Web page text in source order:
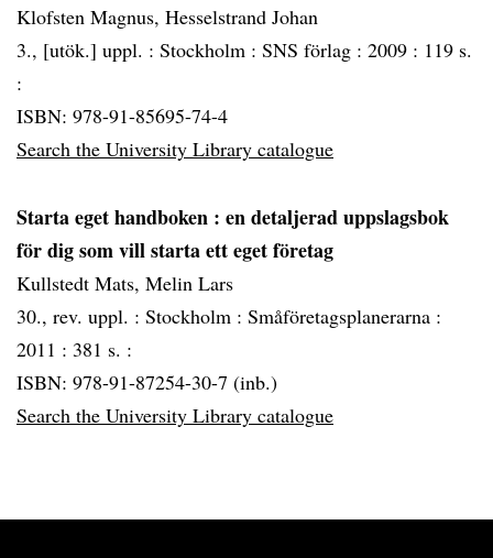
Klofsten Magnus, Hesselstrand Johan
3., [utök.] uppl. : Stockholm : SNS förlag : 2009 : 119 s.
:
ISBN: 978-91-85695-74-4
Search the University Library catalogue
Starta eget handboken : en detaljerad uppslagsbok
för dig som vill starta ett eget företag
Kullstedt Mats, Melin Lars
30., rev. uppl. : Stockholm : Småföretagsplanerarna :
2011 : 381 s. :
ISBN: 978-91-87254-30-7 (inb.)
Search the University Library catalogue